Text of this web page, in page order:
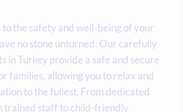
to the safety and well-being of your
no stone unturned. Our carefully
in Turkey provide a safe and secure
families, allowing you to relax and
to the fullest. From dedicated
trained staff to child-friendly